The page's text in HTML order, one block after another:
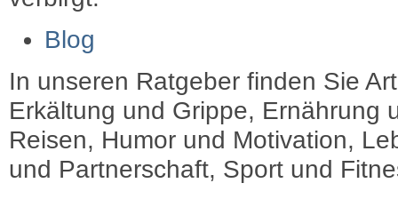
Blog
In unseren Ratgeber finden Sie
Erkältung und Grippe, Ernährung
Reisen, Humor und Motivation,
und Partnerschaft, Sport und